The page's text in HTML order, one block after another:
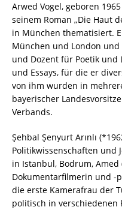
Arwed Vogel, geboren
seinem Roman „Die Haut
in München thematisiert.
München und London
und Dozent für Poetik und
und Essays, für die er
von ihm wurden in
bayerischer
Verbands.
Şehbal Şenyurt Arınlı
Politikwissenschaften und
in Istanbul, Bodrum, Amed
Dokumentarfilmerin und -
die erste Kamerafrau der
politisch in verschiedenen